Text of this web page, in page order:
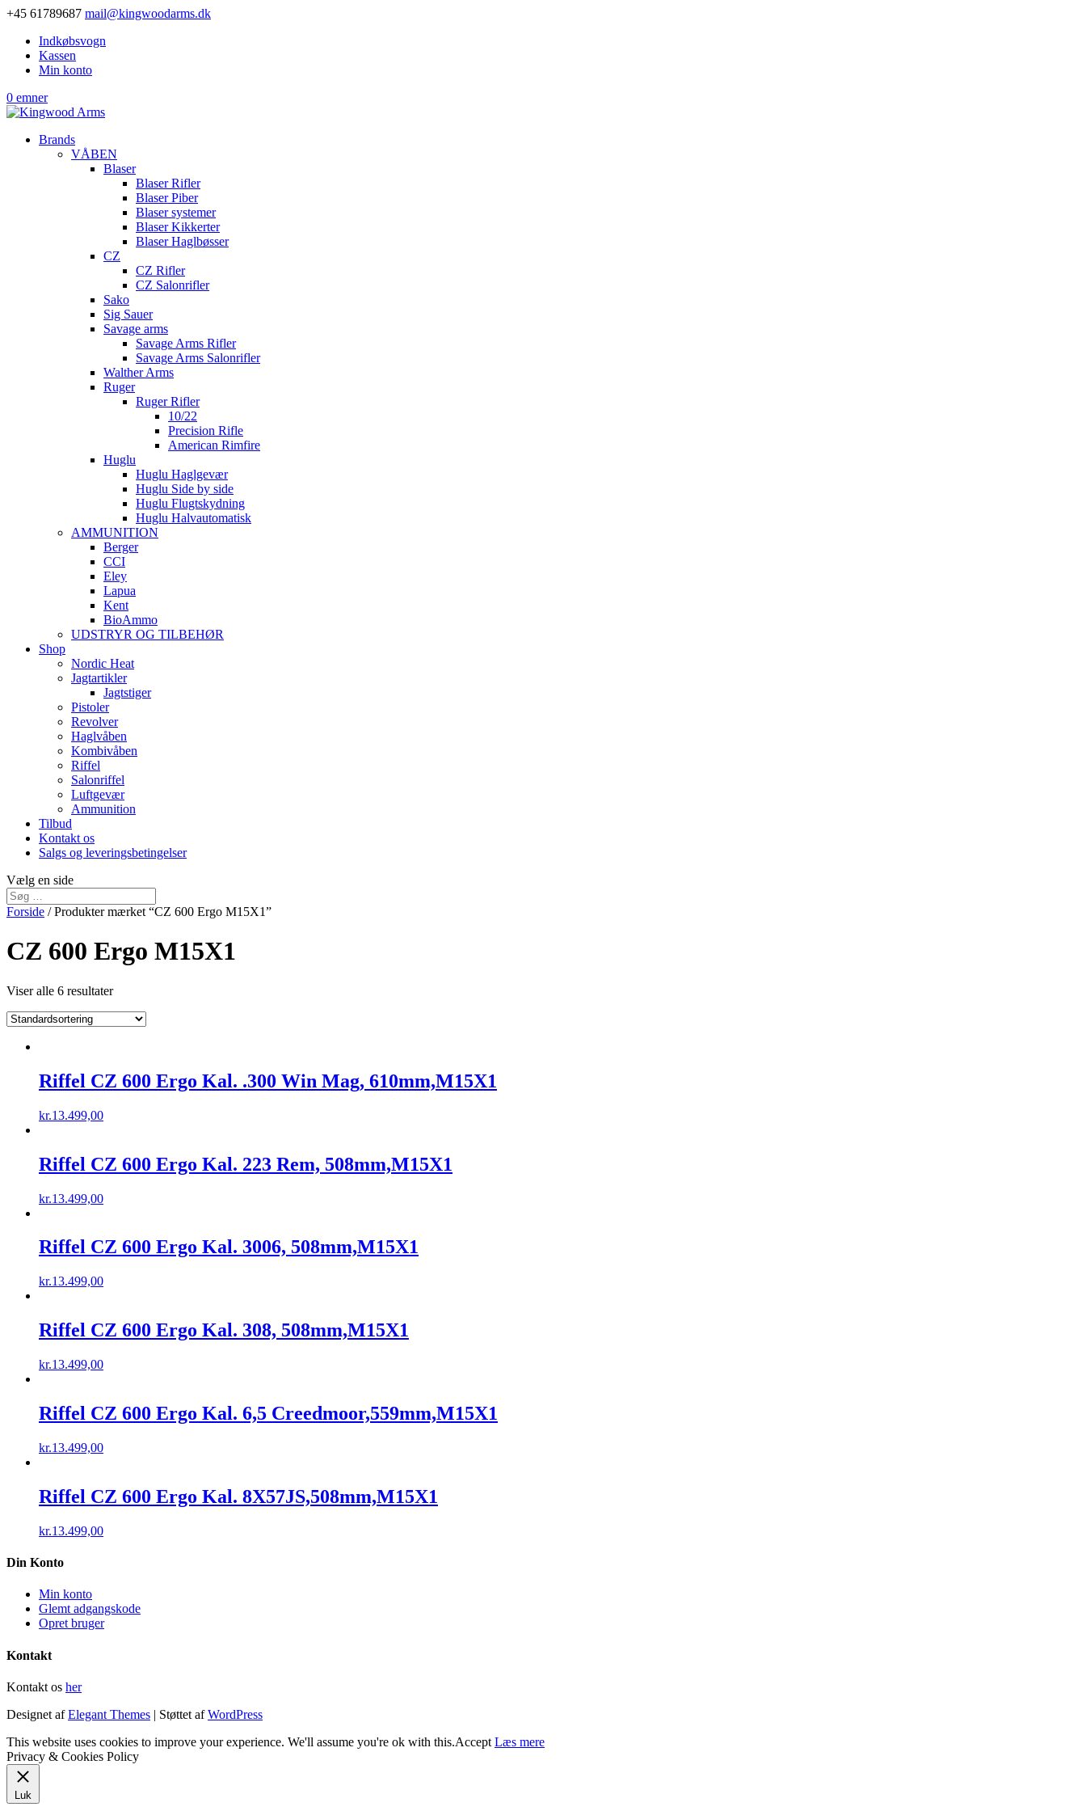
+45 61789687 mail@kingwoodarms.dk
Indkøbsvogn
Kassen
Min konto
0 emner
Brands
VÅBEN
Blaser
Blaser Rifler
Blaser Piber
Blaser systemer
Blaser Kikkerter
Blaser Haglbøsser
CZ
CZ Rifler
CZ Salonrifler
Sako
Sig Sauer
Savage arms
Savage Arms Rifler
Savage Arms Salonrifler
Walther Arms
Ruger
Ruger Rifler
10/22
Precision Rifle
American Rimfire
Huglu
Huglu Haglgevær
Huglu Side by side
Huglu Flugtskydning
Huglu Halvautomatisk
AMMUNITION
Berger
CCI
Eley
Lapua
Kent
BioAmmo
UDSTRYR OG TILBEHØR
Shop
Nordic Heat
Jagtartikler
Jagtstiger
Pistoler
Revolver
Haglvåben
Kombivåben
Riffel
Salonriffel
Luftgevær
Ammunition
Tilbud
Kontakt os
Salgs og leveringsbetingelser
Vælg en side
Forside / Produkter mærket “CZ 600 Ergo M15X1”
CZ 600 Ergo M15X1
Viser alle 6 resultater
Riffel CZ 600 Ergo Kal. .300 Win Mag, 610mm,M15X1
kr.13.499,00
Riffel CZ 600 Ergo Kal. 223 Rem, 508mm,M15X1
kr.13.499,00
Riffel CZ 600 Ergo Kal. 3006, 508mm,M15X1
kr.13.499,00
Riffel CZ 600 Ergo Kal. 308, 508mm,M15X1
kr.13.499,00
Riffel CZ 600 Ergo Kal. 6,5 Creedmoor,559mm,M15X1
kr.13.499,00
Riffel CZ 600 Ergo Kal. 8X57JS,508mm,M15X1
kr.13.499,00
Din Konto
Min konto
Glemt adgangskode
Opret bruger
Kontakt
Kontakt os her
Designet afElegant Themes | Støttet afWordPress
This website uses cookies to improve your experience. We'll assume you're ok with this.Accept Læs mere
Privacy & Cookies Policy
Luk